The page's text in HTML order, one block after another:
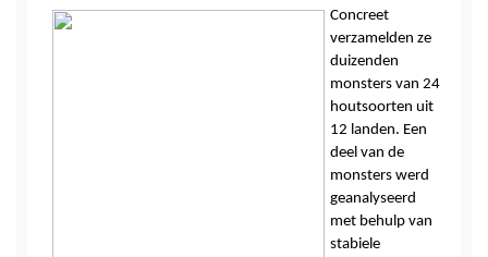
Concreet
verzamelden ze
duizenden
monsters van 24
houtsoorten uit
12 landen. Een
deel van de
monsters werd
geanalyseerd
met behulp van
stabiele